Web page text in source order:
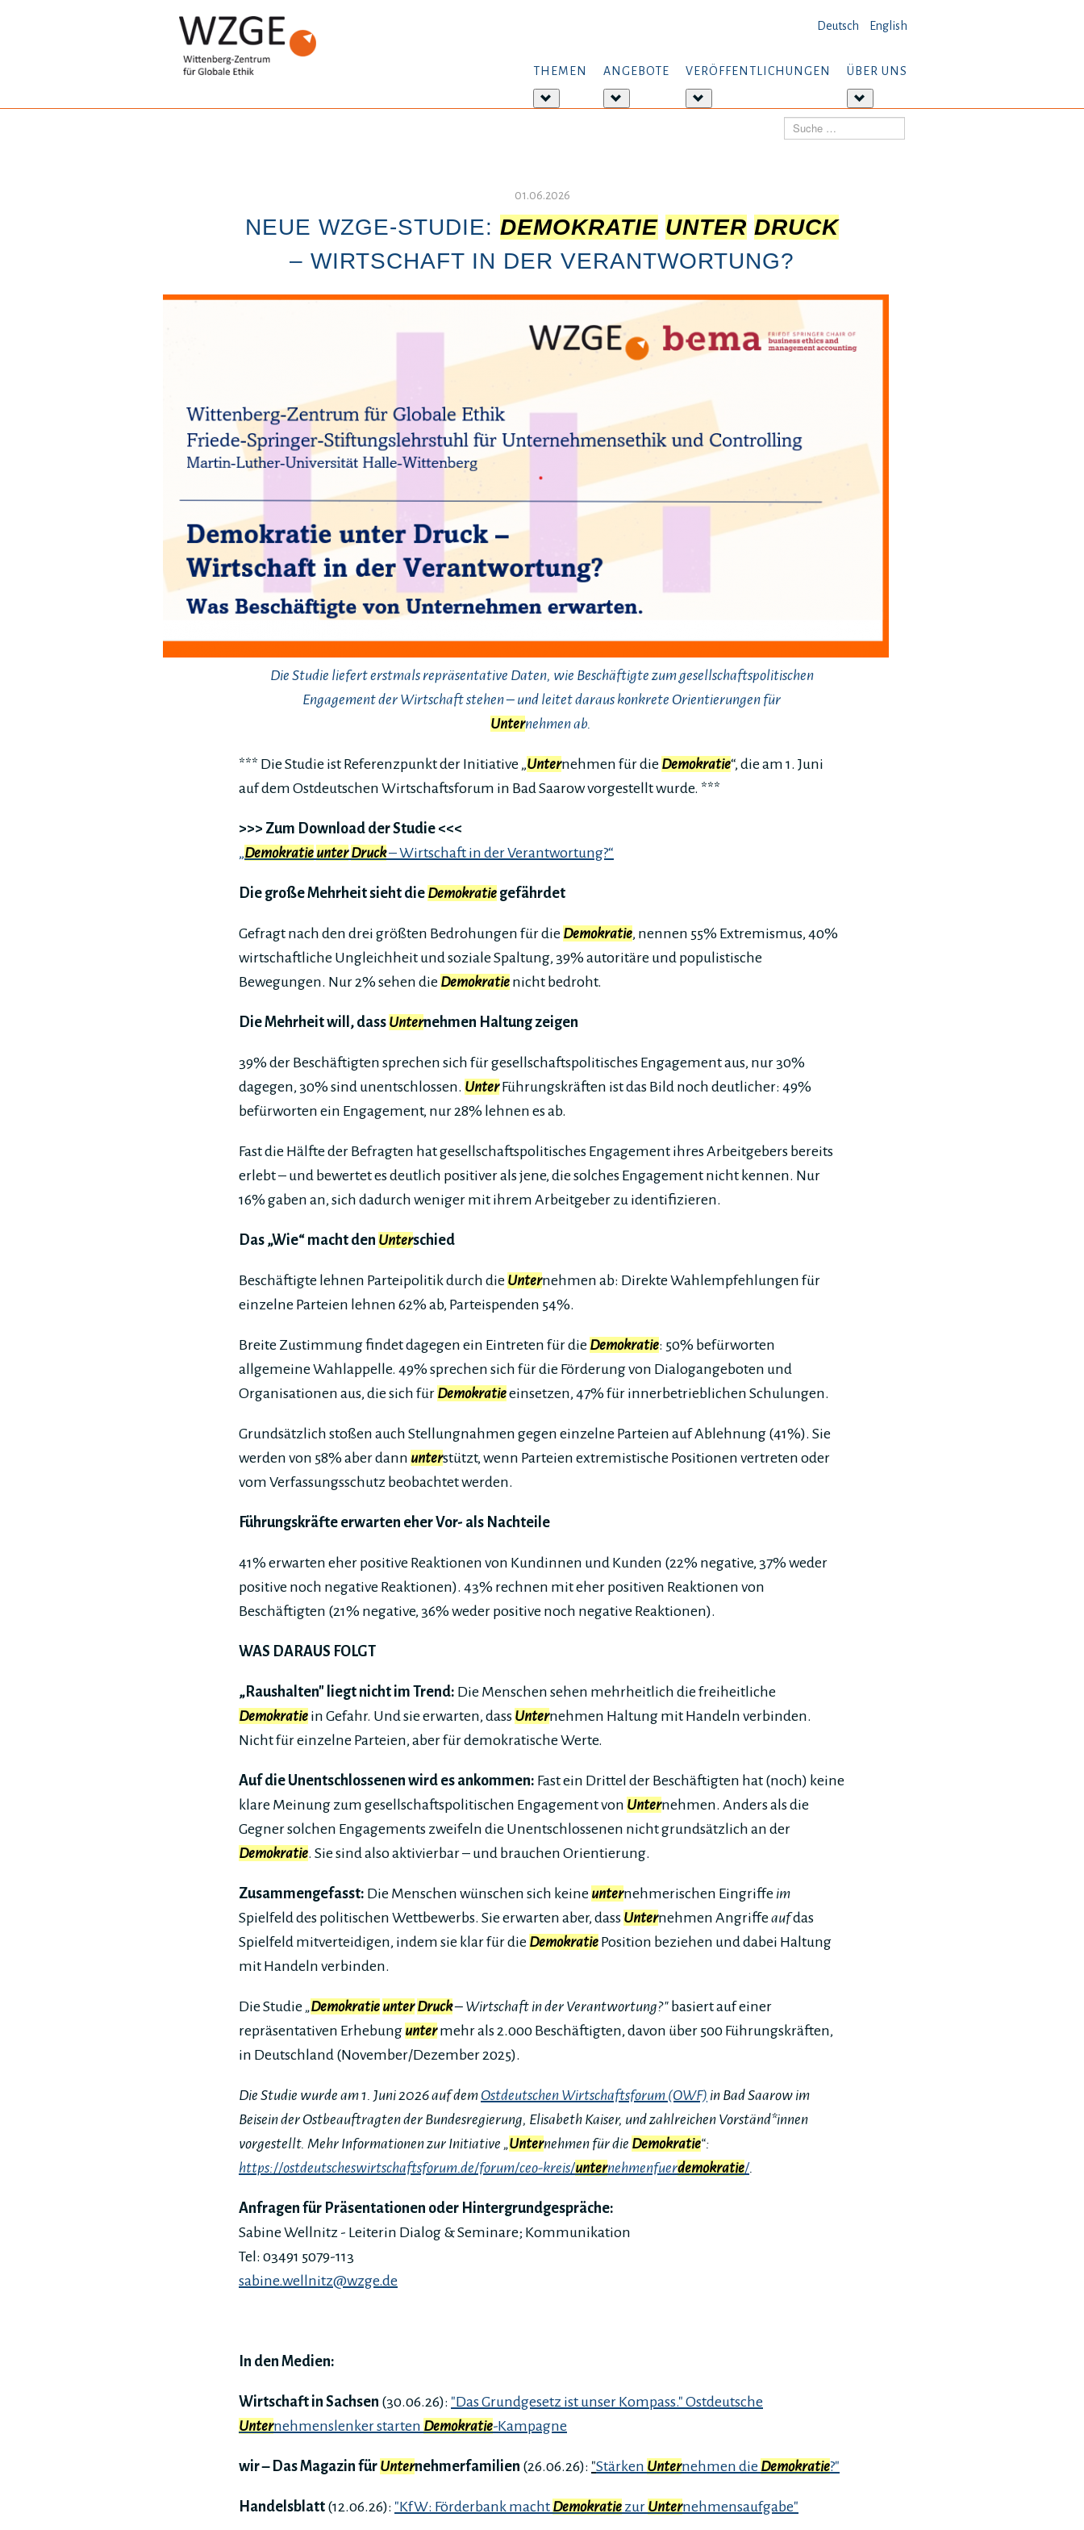
Deutsch English
THEMEN
Informationen:
ANGEBOTE
Informationen:
VERÖFFENTLICHUNGEN
Informationen:
ÜBER UNS
Informationen:
uns
Suchen
01.06.2026
NEUE WZGE-STUDIE: DEMOKRATIE UNTER DRUCK
– WIRTSCHAFT IN DER VERANTWORTUNG?
Die Studie liefert erstmals repräsentative Daten, wie Beschäftigte zum gesellschaftspolitischen
Engagement der Wirtschaft stehen – und leitet daraus konkrete Orientierungen für
Unternehmen ab.
*** Die Studie ist Referenzpunkt der Initiative „Unternehmen für die Demokratie“, die am 1. Juni
auf dem Ostdeutschen Wirtschaftsforum in Bad Saarow vorgestellt wurde. ***
>>> Zum Download der Studie <<<
„Demokratie unter Druck– Wirtschaft in der Verantwortung?“
Die große Mehrheit sieht die Demokratie gefährdet
Gefragt nach den drei größten Bedrohungen für die Demokratie, nennen 55% Extremismus, 40%
wirtschaftliche Ungleichheit und soziale Spaltung, 39% autoritäre und populistische
Bewegungen. Nur 2% sehen die Demokratie nicht bedroht.
Die Mehrheit will, dass Unternehmen Haltung zeigen
39% der Beschäftigten sprechen sich für gesellschaftspolitisches Engagement aus, nur 30%
dagegen, 30% sind unentschlossen. UnterFührungskräften ist das Bild noch deutlicher: 49%
befürworten ein Engagement, nur 28% lehnen es ab.
Fast die Hälfte der Befragten hat gesellschaftspolitisches Engagement ihres Arbeitgebers bereits
erlebt – und bewertet es deutlich positiver als jene, die solches Engagement nicht kennen. Nur
16% gaben an, sich dadurch weniger mit ihrem Arbeitgeber zu identifizieren.
Das „Wie“ macht den Unterschied
Beschäftigte lehnen Parteipolitik durch die Unternehmen ab: Direkte Wahlempfehlungen für
einzelne Parteien lehnen 62% ab, Parteispenden 54%.
Breite Zustimmung findet dagegen ein Eintreten für die Demokratie: 50% befürworten
allgemeine Wahlappelle. 49% sprechen sich für die Förderung von Dialogangeboten und
Organisationen aus, die sich für Demokratieeinsetzen, 47% für innerbetrieblichen Schulungen.
Grundsätzlich stoßen auch Stellungnahmen gegen einzelne Parteien auf Ablehnung (41%). Sie
werden von 58% aber dann unterstützt, wenn Parteien extremistische Positionen vertreten oder
vom Verfassungsschutz beobachtet werden.
Führungskräfte erwarten eher Vor- als Nachteile
41% erwarten eher positive Reaktionen von Kundinnen und Kunden (22% negative, 37% weder
positive noch negative Reaktionen). 43% rechnen mit eher positiven Reaktionen von
Beschäftigten (21% negative, 36% weder positive noch negative Reaktionen).
WAS DARAUS FOLGT
„Raushalten" liegt nicht im Trend: Die Menschen sehen mehrheitlich die freiheitliche
Demokratie in Gefahr. Und sie erwarten, dass Unternehmen Haltung mit Handeln verbinden.
Nicht für einzelne Parteien, aber für demokratische Werte.
Auf die Unentschlossenen wird es ankommen: Fast ein Drittel der Beschäftigten hat (noch) keine
klare Meinung zum gesellschaftspolitischen Engagement von Unternehmen. Anders als die
Gegner solchen Engagements zweifeln die Unentschlossenen nicht grundsätzlich an der
Demokratie. Sie sind also aktivierbar – und brauchen Orientierung.
Zusammengefasst: Die Menschen wünschen sich keine unternehmerischen Eingriffe im
Spielfeld des politischen Wettbewerbs. Sie erwarten aber, dass Unternehmen Angriffeaufdas
Spielfeld mitverteidigen, indem sie klar für die Demokratie Position beziehen und dabei Haltung
mit Handeln verbinden.
Die Studie „Demokratie unter Druck– Wirtschaft in der Verantwortung?" basiert auf einer
repräsentativen Erhebung untermehr als 2.000 Beschäftigten, davon über 500 Führungskräften,
in Deutschland (November/Dezember 2025).
Die Studie wurde am 1. Juni 2026 auf dem Ostdeutschen Wirtschaftsforum (OWF) in Bad Saarow im
Beisein der Ostbeauftragten der Bundesregierung, Elisabeth Kaiser, und zahlreichen Vorständ*innen
vorgestellt. Mehr Informationen zur Initiative „Unternehmen für die Demokratie“:
https://ostdeutscheswirtschaftsforum.de/forum/ceo-kreis/unternehmenfuerdemokratie/.
Anfragen für Präsentationen oder Hintergrundgespräche:
Sabine Wellnitz - Leiterin Dialog & Seminare; Kommunikation
Tel: 03491 5079-113
sabine.wellnitz@wzge.de
In den Medien:
Wirtschaft in Sachsen (30.06.26): "Das Grundgesetz ist unser Kompass." Ostdeutsche
Unternehmenslenker starten Demokratie-Kampagne
wir – Das Magazin für Unternehmerfamilien (26.06.26): "Stärken Unternehmen die Demokratie?"
Handelsblatt (12.06.26): "KfW: Förderbank macht Demokratie zur Unternehmensaufgabe"